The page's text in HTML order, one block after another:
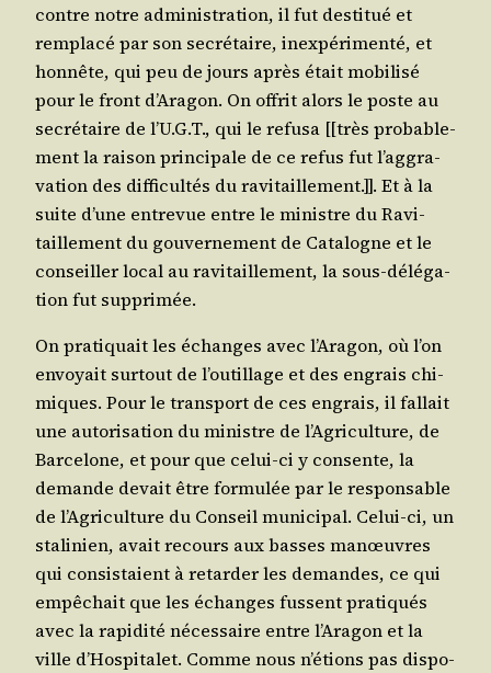
contre notre admi­nis­tra­tion, il fut des­ti­tué et
rem­pla­cé par son secré­taire, inex­pé­ri­men­té, et
hon­nête, qui peu de jours après était mobi­li­sé
pour le front d’A­ra­gon. On offrit alors le poste au
secré­taire de l’U.G.T., qui le refu­sa [[très pro­ba­ble­
ment la rai­son prin­ci­pale de ce refus fut l’ag­gra­
va­tion des dif­fi­cul­tés du ravi­taille­ment.]]. Et à la
suite d’une entre­vue entre le ministre du Ravi­
taille­ment du gou­ver­ne­ment de Cata­logne et le
conseiller local au ravi­taille­ment, la sous-délé­ga­
tion fut supprimée.
On pra­ti­quait les échanges avec l’A­ra­gon, où l’on
envoyait sur­tout de l’ou­tillage et des engrais chi­
miques. Pour le trans­port de ces engrais, il fal­lait
une auto­ri­sa­tion du ministre de l’A­gri­cul­ture, de
Bar­ce­lone, et pour que celui-ci y consente, la
demande devait être for­mu­lée par le res­pon­sable
de l’A­gri­cul­ture du Conseil muni­ci­pal. Celui-ci, un
sta­li­nien, avait recours aux basses manœuvres
qui consis­taient à retar­der les demandes, ce qui
empê­chait que les échanges fussent pra­ti­qués
avec la rapi­di­té néces­saire entre l’A­ra­gon et la
ville d’Hos­pi­ta­let. Comme nous n’é­tions pas dis­po­